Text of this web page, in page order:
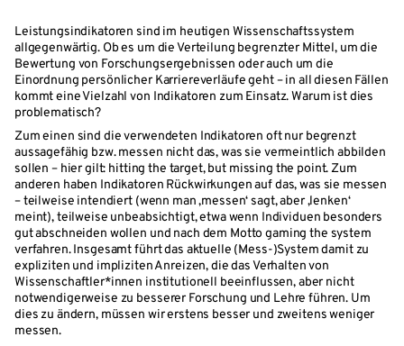
Leistungsindikatoren sind im heutigen Wissenschaftssystem
allgegenwärtig. Ob es um die Verteilung begrenzter Mittel, um die
Bewertung von Forschungsergebnissen oder auch um die
Einordnung persönlicher Karriereverläufe geht – in all diesen Fällen
kommt eine Vielzahl von Indikatoren zum Einsatz. Warum ist dies
problematisch?
Zum einen sind die verwendeten Indikatoren oft nur begrenzt
aussagefähig bzw. messen nicht das, was sie vermeintlich abbilden
sollen – hier gilt: hitting the target, but missing the point. Zum
anderen haben Indikatoren Rückwirkungen auf das, was sie messen
– teilweise intendiert (wenn man ‚messen‘ sagt, aber ‚lenken‘
meint), teilweise unbeabsichtigt, etwa wenn Individuen besonders
gut abschneiden wollen und nach dem Motto gaming the system
verfahren. Insgesamt führt das aktuelle (Mess-)System damit zu
expliziten und impliziten Anreizen, die das Verhalten von
Wissenschaftler*innen institutionell beeinflussen, aber nicht
notwendigerweise zu besserer Forschung und Lehre führen. Um
dies zu ändern, müssen wir erstens besser und zweitens weniger
messen.